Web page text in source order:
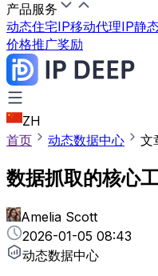
产品服务
动态住宅IP移动代理IP静
价格推广奖励
ZH
首页
动态数据中心 文
数据抓取的核心
Amelia Scott
2026-01-05 08:43
动态数据中心